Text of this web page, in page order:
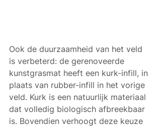
Ook de duurzaamheid van het veld
is verbeterd: de gerenoveerde
kunstgrasmat heeft een kurk-infill, in
plaats van rubber-infill in het vorige
veld. Kurk is een natuurlijk materiaal
dat volledig biologisch afbreekbaar
is. Bovendien verhoogt deze keuze